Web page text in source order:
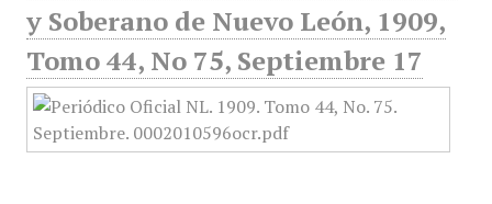
y Soberano de Nuevo León, 1909,
Tomo 44, No 75, Septiembre 17